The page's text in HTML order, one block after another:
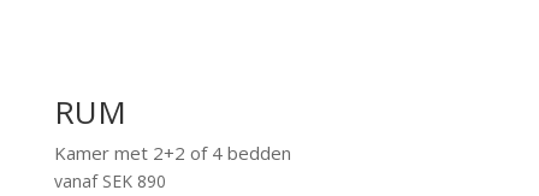
RUM
Kamer met 2+2 of 4 bedden
vanaf SEK 890